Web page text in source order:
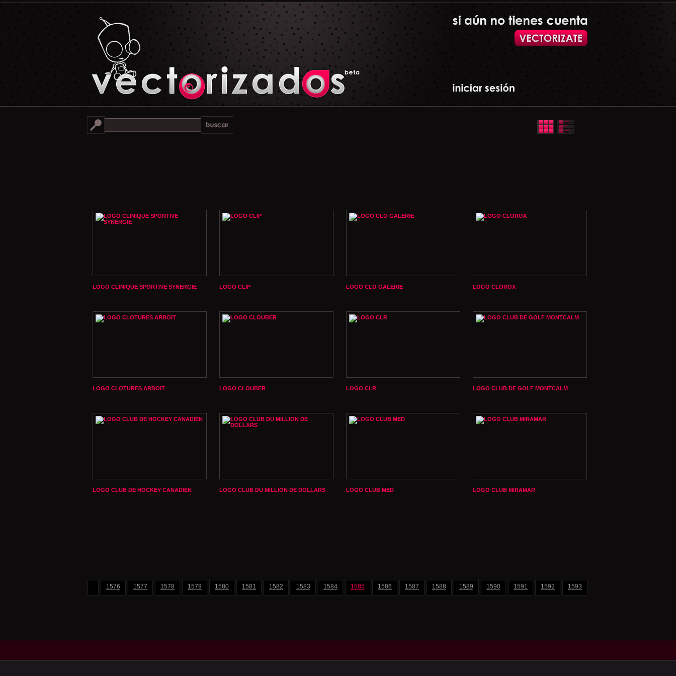
LOGO CLINIQUE SPORTIVE SYNERGIE LOGO CLIP LOGO CLO GALERIE LOGO CLOROX
LOGO CLOTURES ARBOIT LOGO CLOUBER LOGO CLR LOGO CLUB DE GOLF MONTCALM
LOGO CLUB DE HOCKEY CANADIEN LOGO CLUB DU MILLION DE DOLLARS LOGO CLUB MED LOGO CLUB MIRAMAR
1576 1577 1578 1579 1580 1581 1582 1583 1584 1585 1586 1587 1588 1589 1590 1591 1592 1593